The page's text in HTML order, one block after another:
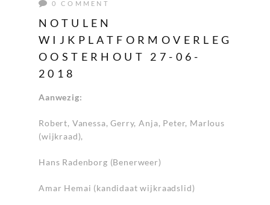
0 COMMENT
NOTULEN
WIJKPLATFORMOVERLEG
OOSTERHOUT 27-06-
2018
Aanwezig:
Robert, Vanessa, Gerry, Anja, Peter, Marlous
(wijkraad),
Hans Radenborg (Benerweer)
Amar Hemai (kandidaat wijkraadslid)